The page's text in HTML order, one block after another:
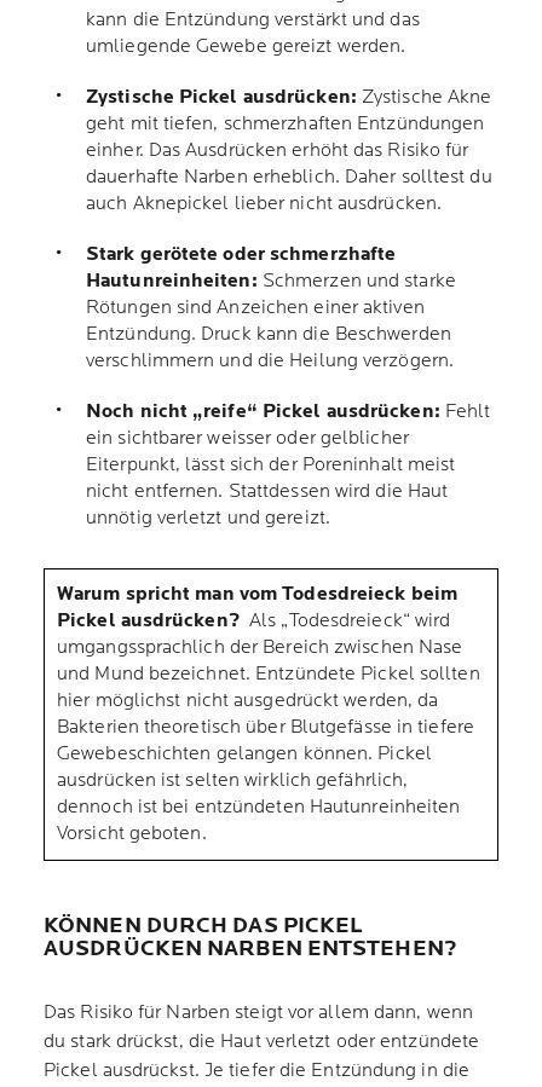
kann die Entzündung verstärkt und das
umliegende Gewebe gereizt werden.
Zystische Pickel ausdrücken: Zystische Akne
geht mit tiefen, schmerzhaften Entzündungen
einher. Das Ausdrücken erhöht das Risiko für
dauerhafte Narben erheblich. Daher solltest du
auch Aknepickel lieber nicht ausdrücken.
Stark gerötete oder schmerzhafte
Hautunreinheiten: Schmerzen und starke
Rötungen sind Anzeichen einer aktiven
Entzündung. Druck kann die Beschwerden
verschlimmern und die Heilung verzögern.
Noch nicht „reife“ Pickel ausdrücken: Fehlt
ein sichtbarer weisser oder gelblicher
Eiterpunkt, lässt sich der Poreninhalt meist
nicht entfernen. Stattdessen wird die Haut
unnötig verletzt und gereizt.
Warum spricht man vom Todesdreieck beim
Pickel ausdrücken? Als „Todesdreieck“ wird
umgangssprachlich der Bereich zwischen Nase
und Mund bezeichnet. Entzündete Pickel sollten
hier möglichst nicht ausgedrückt werden, da
Bakterien theoretisch über Blutgefässe in tiefere
Gewebeschichten gelangen können. Pickel
ausdrücken ist selten wirklich gefährlich,
dennoch ist bei entzündeten Hautunreinheiten
Vorsicht geboten.
KÖNNEN DURCH DAS PICKEL
AUSDRÜCKEN NARBEN ENTSTEHEN?
Das Risiko für Narben steigt vor allem dann, wenn
du stark drückst, die Haut verletzt oder entzündete
Pickel ausdrückst. Je tiefer die Entzündung in die